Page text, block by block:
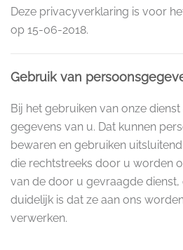
Deze privacyverklaring is voor
op 15-06-2018.
Gebruik van
Bij het gebruiken van onze
gegevens van u. Dat kunnen
bewaren en gebruiken
die rechtstreeks door u worden
van de door u gevraagde
duidelijk is dat ze aan ons
verwerken.